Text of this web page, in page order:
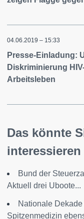
04.06.2019 – 15:33
Presse-Einladung:
Diskriminierung
Arbeitsleben
Das könnte
interessieren
Bund der
Aktuell drei Uboote...
Nationale
Spitzenmedizin